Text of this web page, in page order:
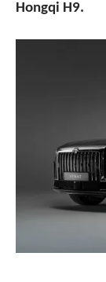
Hongqi H9.